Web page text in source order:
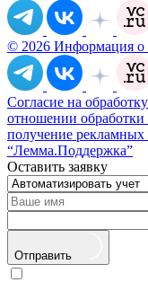
© 2026 Информация
Согласие на
отношении
получение рекламных
“Лемма.Поддержка”
Оставить заявку
Отправить